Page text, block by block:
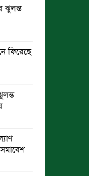
ঝুলন্ত
ফিরেছে